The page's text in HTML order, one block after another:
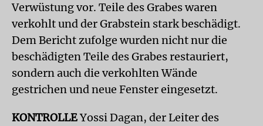
Verwüstung vor. Teile des Grabes waren
verkohlt und der Grabstein stark beschädigt.
Dem Bericht zufolge wurden nicht nur die
beschädigten Teile des Grabes restauriert,
sondern auch die verkohlten Wände
gestrichen und neue Fenster eingesetzt.
KONTROLLEYossi Dagan, der Leiter des